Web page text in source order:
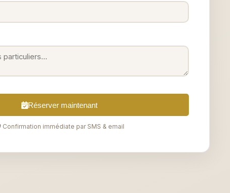
Réserver maintenant
Confirmation immédiate par SMS & email